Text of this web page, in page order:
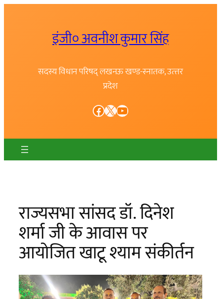
इंजी० अवनीश कुमार सिंह
सदस्य विधान परिषद् लखनऊ खण्ड-स्नातक, उत्त्तर
प्रदेश
Facebook X YouTube
राज्यसभा सांसद डॉ. दिनेश
शर्मा जी के आवास पर
आयोजित खाटू श्याम संकीर्तन